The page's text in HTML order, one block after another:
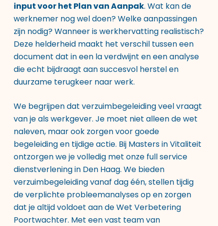
input voor het Plan van Aanpak. Wat kan de
werknemer nog wel doen? Welke aanpassingen
zijn nodig? Wanneer is werkhervatting realistisch?
Deze helderheid maakt het verschil tussen een
document dat in een la verdwijnt en een analyse
die echt bijdraagt aan succesvol herstel en
duurzame terugkeer naar werk.
We begrijpen dat verzuimbegeleiding veel vraagt
van je als werkgever. Je moet niet alleen de wet
naleven, maar ook zorgen voor goede
begeleiding en tijdige actie. Bij Masters in Vitaliteit
ontzorgen we je volledig met onze full service
dienstverleningin Den Haag. We bieden
verzuimbegeleiding vanaf dag één, stellen tijdig
de verplichte probleemanalyses op en zorgen
dat je altijd voldoet aan de Wet Verbetering
Poortwachter. Met een vast team van